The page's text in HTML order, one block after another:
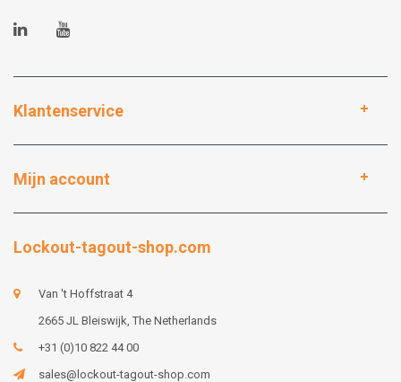
Klantenservice
Mijn account
Lockout-tagout-shop.com
Van 't Hoffstraat 4
2665 JL Bleiswijk, The Netherlands
+31 (0)10 822 44 00
sales@lockout-tagout-shop.com